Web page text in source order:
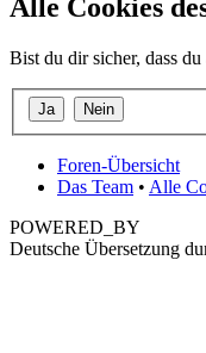
Alle Cookies
Bist du dir sicher, dass
Foren-Übersicht
Das Team • Alle
POWERED_BY
Deutsche Übersetzung